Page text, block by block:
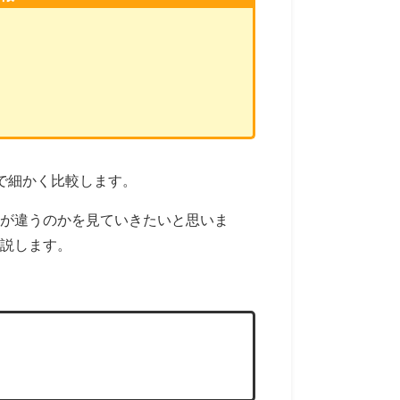
かく比較します。
違うのかを見ていきたいと思いま
します。